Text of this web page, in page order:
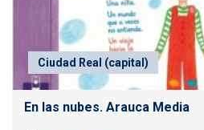
Ciudad Real (capital)
En las nubes. Arauca Media